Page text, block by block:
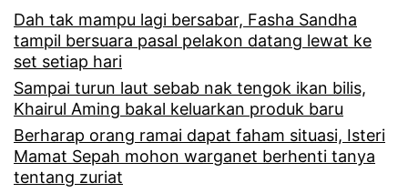
Dah tak mampu lagi bersabar, Fasha Sandha
tampil bersuara pasal pelakon datang lewat ke
set setiap hari
Sampai turun laut sebab nak tengok ikan bilis,
Khairul Aming bakal keluarkan produk baru
Berharap orang ramai dapat faham situasi, Isteri
Mamat Sepah mohon warganet berhenti tanya
tentang zuriat